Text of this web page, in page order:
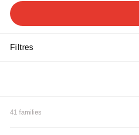
Filtres
41 families